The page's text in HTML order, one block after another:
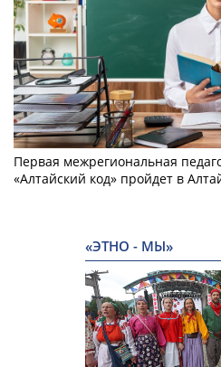
Первая межрегиональная
«Алтайский код» пройдет в
«ЭТНО - МЫ»